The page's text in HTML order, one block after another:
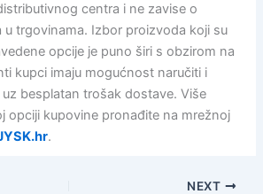
centra i ne zavise o
trgovinama. Izbor proizvoda koji su
opcije je puno širi s obzirom na
kupci imaju mogućnost naručiti i
uz besplatan trošak dostave. Više
opciji kupovine pronađite na mrežnoj
.
NEXT